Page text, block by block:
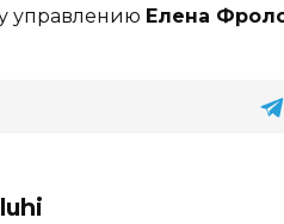
управлению Елена